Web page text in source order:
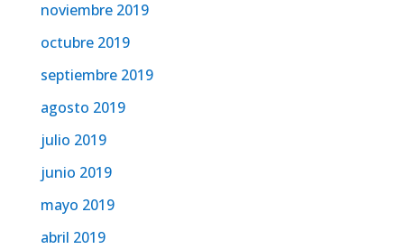
noviembre 2019
octubre 2019
septiembre 2019
agosto 2019
julio 2019
junio 2019
mayo 2019
abril 2019